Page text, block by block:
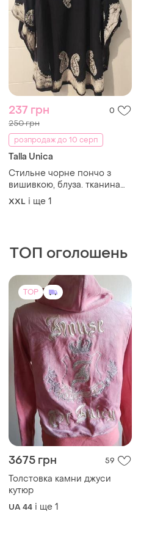
237 грн 0
250 грн
розпродаж до 10 серп
Talla Unica
Стильне чорне пончо з
вишивкою, блуза. тканина
хорошої якості віскоза
натуральна. за додатковою
XXL і ще 1
ТОП оголошень
TOP
3675 грн 59
Толстовка камни джуси
кутюр
UA 44 і ще 1